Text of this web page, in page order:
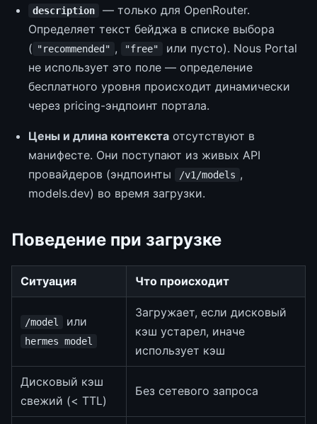
description
— только для OpenRouter.
Определяет текст бейджа в списке выбора
( "recommended" , "free"
или пусто). Nous Portal
не использует это поле — определение
бесплатного уровня происходит динамически
через pricing-эндпоинт портала.
Цены и длина контекста отсутствуют в
манифесте. Они поступают из живых API
провайдеров (эндпоинты
/v1/models ,
models.dev) во время загрузки.
Поведение при загрузке
Ситуация Что происходит
/model или
hermes model
Загружает, если дисковый
кэш устарел, иначе
использует кэш
Дисковый кэш
свежий (< TTL)
Без сетевого запроса